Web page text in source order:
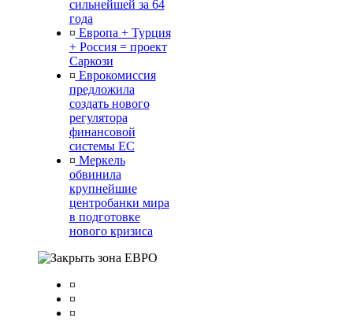
сильнейшей за 64
года
¤ Европа + Турция
+ Россия = проект
Саркози
¤ Еврокомиссия
предложила
создать нового
регулятора
финансовой
системы ЕС
¤ Меркель
обвинила
крупнейшие
центробанки мира
в подготовке
нового кризиса
зона ЕВРО
¤
¤
¤